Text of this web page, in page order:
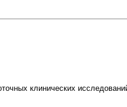
клинических